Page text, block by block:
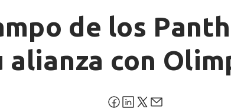
de los
con